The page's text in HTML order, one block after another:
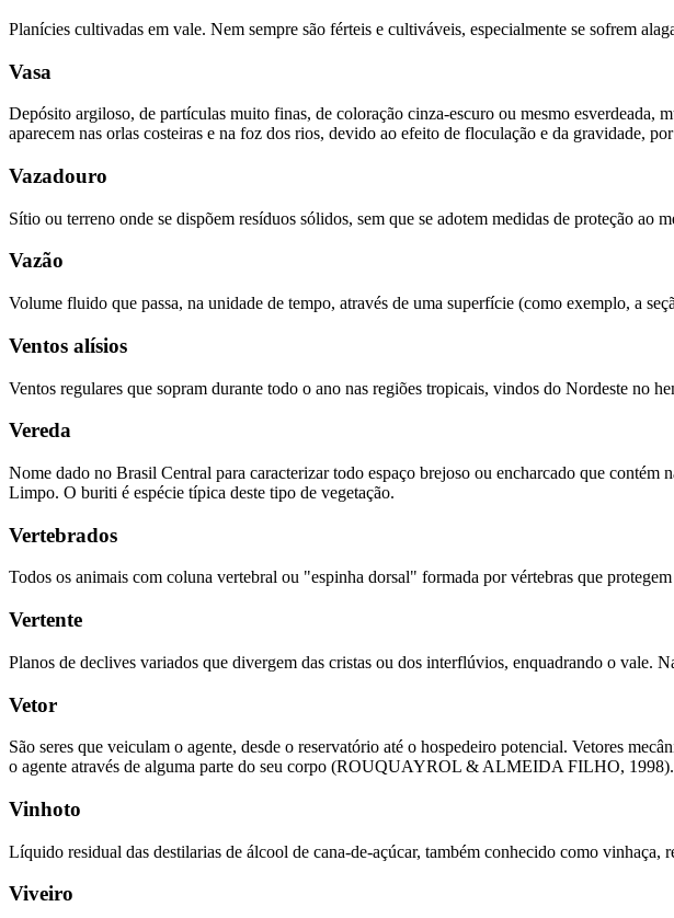
Planícies cultivadas em vale. Nem sempre são férteis e cultiváveis, especialmente se sofrem
Vasa
Depósito argiloso, de partículas muito finas, de coloração cinza-escuro ou mesmo esverdeada,
aparecem nas orlas costeiras e na foz dos rios, devido ao efeito de floculação e da gravidade,
Vazadouro
Sítio ou terreno onde se dispõem resíduos sólidos, sem que se adotem medidas de proteção ao
Vazão
Volume fluido que passa, na unidade de tempo, através de uma superfície (como exemplo, a
Ventos alísios
Ventos regulares que sopram durante todo o ano nas regiões tropicais, vindos do Nordeste no
Vereda
Nome dado no Brasil Central para caracterizar todo espaço brejoso ou encharcado que contém
Limpo. O buriti é espécie típica deste tipo de vegetação.
Vertebrados
Todos os animais com coluna vertebral ou "espinha dorsal" formada por vértebras que
Vertente
Planos de declives variados que divergem das cristas ou dos interflúvios, enquadrando o vale.
Vetor
São seres que veiculam o agente, desde o reservatório até o hospedeiro potencial. Vetores
o agente através de alguma parte do seu corpo (ROUQUAYROL & ALMEIDA FILHO, 1998).
Vinhoto
Líquido residual das destilarias de álcool de cana-de-açúcar, também conhecido como
Viveiro